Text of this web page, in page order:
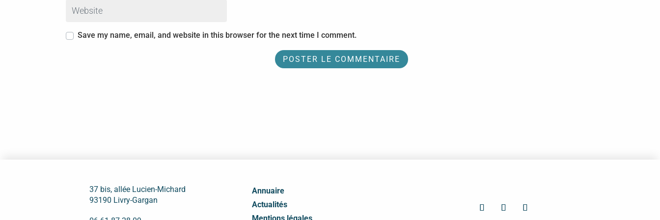
Save my name, email, and website in this browser for the next time I comment.
37 bis, allée Lucien-Michard
93190 Livry-Gargan
Annuaire
Actualités